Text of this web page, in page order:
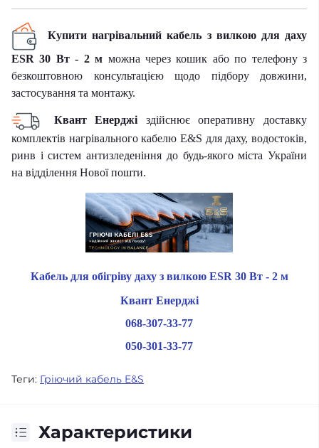
Купити нагрівальний кабель з вилкою для даху
ESR 30 Вт - 2 м можна через кошик або по телефону з
безкоштовною консультацією щодо підбору довжини,
застосування та монтажу.
Квант Енерджі здійснює оперативну доставку
комплектів нагрівального кабелю E&S для даху, водостоків,
ринв і систем антизледеніння до будь-якого міста України
на відділення Нової пошти.
Кабель для обігріву даху з вилкою ESR 30 Вт - 2 м
Квант Енерджі
068-307-33-77
050-301-33-77
Теги: Гріючий кабель E&S
Характеристики